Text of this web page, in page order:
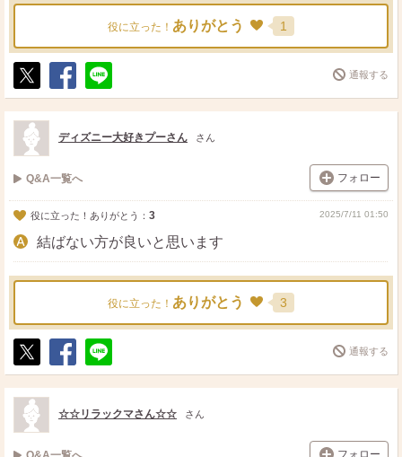
役に立った！ ありがとう 1
ポ
ス
ト
シ
ェ
送
る
通報する
ディズニー大好きプーさん さん
Q&A一覧へ フォロー
役に立った！ありがとう： 3 2025/7/11 01:50
結ばない方が良いと思います
役に立った！ ありがとう 3
ポ
ス
ト
シ
ェ
送
る
通報する
☆☆リラックマさん☆☆ さん
フォロー